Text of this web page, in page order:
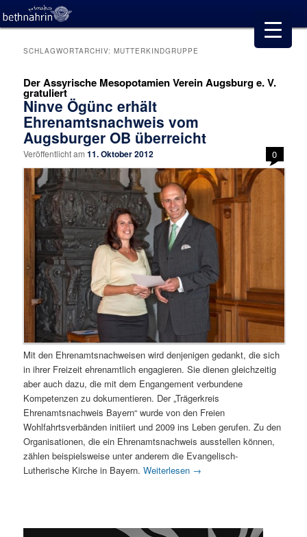
SCHLAGWORTARCHIV:MUTTERKINDGRUPPE
Der Assyrische Mesopotamien Verein Augsburg e. V.
gratuliert
Ninve Ögünc erhält
Ehrenamtsnachweis vom
Augsburger OB überreicht
Veröffentlicht am11. Oktober 2012 0
Mit den Ehrenamtsnachweisen wird denjenigen gedankt, die sich
in ihrer Freizeit ehrenamtlich engagieren. Sie dienen gleichzeitig
aber auch dazu, die mit dem Engangement verbundene
Kompetenzen zu dokumentieren. Der „Trägerkreis
Ehrenamtsnachweis Bayern“ wurde von den Freien
Wohlfahrtsverbänden initiiert und 2009 ins Leben gerufen. Zu den
Organisationen, die ein Ehrenamtsnachweis ausstellen können,
zählen beispielsweise unter anderem die Evangelisch-
Lutherische Kirche in Bayern.Weiterlesen →